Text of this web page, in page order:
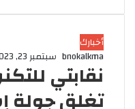
أخبارك
bnokalkma سبتمبر 23, 2023
نقابتي